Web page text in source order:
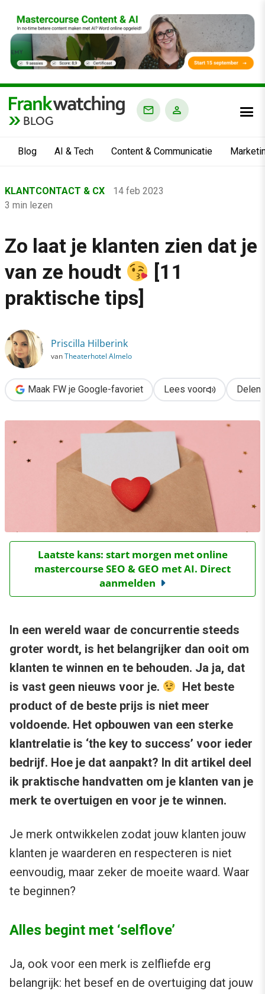
BLOG
Blog AI & Tech Content & Communicatie
›
Klantcontact & CX
›
Zo laat je klanten zien dat je van ze houdt
KLANTCONTACT & CX
14 feb 2023
3 min lezen
Zo laat je klanten zien dat je
van ze houdt
[11
praktische tips]
Priscilla Hilberink
vanTheaterhotel Almelo
Maak FW je Google-favoriet Lees voor Delen
Laatste kans: start morgen met online
mastercourse SEO & GEO met AI. Direct
aanmelden
In een wereld waar de concurrentie steeds
groter wordt, is het belangrijker dan ooit om
klanten te winnen en te behouden. Ja ja, dat
is vast geen nieuws voor je.
Het beste
product of de beste prijs is niet meer
voldoende. Het opbouwen van een sterke
klantrelatie is ‘the key to success’ voor ieder
bedrijf. Hoe je dat aanpakt? In dit artikel deel
ik praktische handvatten om je klanten van je
merk te overtuigen en voor je te winnen.
Je merk ontwikkelen zodat jouw klanten jouw
klanten je waarderen en respecteren is niet
eenvoudig, maar zeker de moeite waard. Waar
te beginnen?
Alles begint met ‘selflove’
Ja, ook voor een merk is zelfliefde erg
belangrijk: het besef en de overtuiging dat jouw